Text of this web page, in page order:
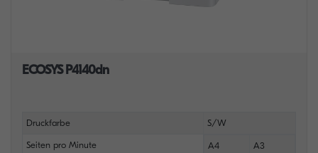
ECOSYS P4140dn
Druckfarbe S/W
Seiten pro Minute A4 A3